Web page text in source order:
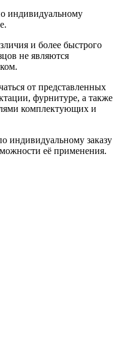
индивидуальному
и более быстрого
не являются
от представленных
фурнитуре, а также
комплектующих и
индивидуальному заказу
её применения.